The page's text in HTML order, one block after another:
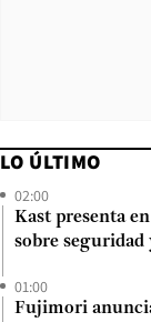
LO ÚLTIMO
02:00
Kast presenta
sobre seguridad
01:00
Fujimori